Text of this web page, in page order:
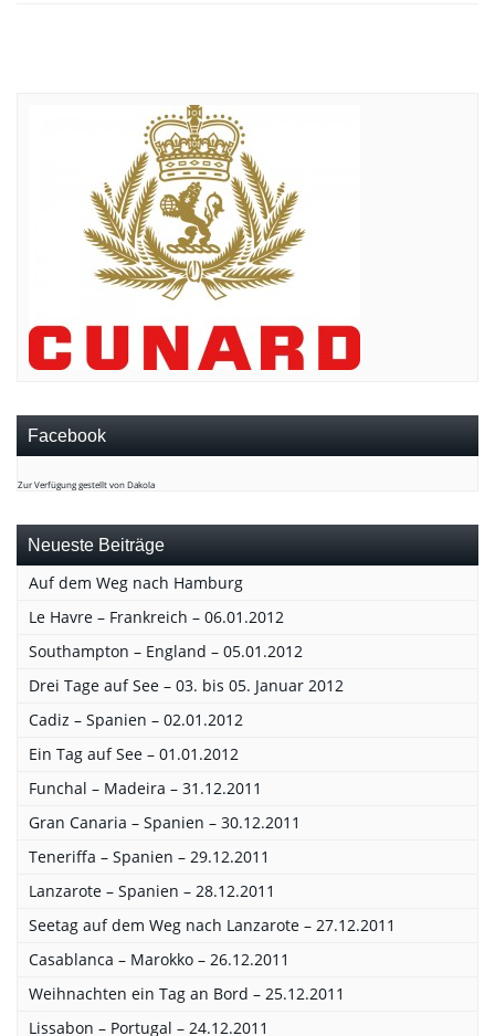
Facebook
Zur Verfügung gestellt von Dakola
Neueste Beiträge
Auf dem Weg nach Hamburg
Le Havre – Frankreich – 06.01.2012
Southampton – England – 05.01.2012
Drei Tage auf See – 03. bis 05. Januar 2012
Cadiz – Spanien – 02.01.2012
Ein Tag auf See – 01.01.2012
Funchal – Madeira – 31.12.2011
Gran Canaria – Spanien – 30.12.2011
Teneriffa – Spanien – 29.12.2011
Lanzarote – Spanien – 28.12.2011
Seetag auf dem Weg nach Lanzarote – 27.12.2011
Casablanca – Marokko – 26.12.2011
Weihnachten ein Tag an Bord – 25.12.2011
Lissabon – Portugal – 24.12.2011